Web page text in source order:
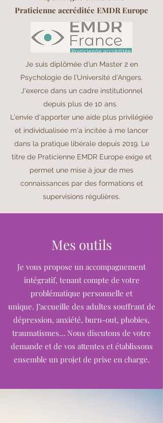
Praticienne accréditée EMDR Europe
Je suis diplômée d’un Master 2 en
Psychologie de l’Université d’Angers.
J'exerce dans un cadre institutionnel
depuis plus de 10 ans.
L'envie d'apporter une aide plus privilégiée
et individualisée m'a incitée à me lancer
dans la pratique libérale depuis 2019. Le
titre de Praticienne EMDR Europe exige et
permet une mise à jour de mes
connaissances par des formations et
supervisions régulières.
Mes outils
Je vous propose un accompagnement
intégratif, tenant compte de votre
problématique personnelle et
unique. J’accueille des adultes souffrant de
dépression, anxiété, burn-out, phobies,
traumatismes… Nous discutons de votre
demande et de vos attentes et établissons
ensemble un projet de prise en charge.